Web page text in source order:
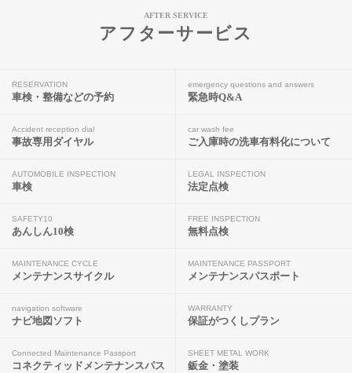
AFTER SERVICE
アフターサービス
RESERVATION
車検・整備などの予約
emergency questions and answers
緊急時Q&A
Accident reception dial
事故専用ダイヤル
car wash fee
ご入庫時の洗車有料化について
AUTOMOBILE INSPECTION
車検
LEGAL INSPECTION
法定点検
SAFETY10
あんしん10検
FREE INSPECTION
無料点検
MAINTENANCE CYCLE
メンテナンスサイクル
MAINTENANCE PASSPORT
メンテナンスパスポート
navigation software
ナビ地図ソフト
WARRANTY
保証がつくしプラン
Connected Maintenance Passport
コネクティッドメンテナンスパス
SHEET METAL WORK
鈑金・塗装